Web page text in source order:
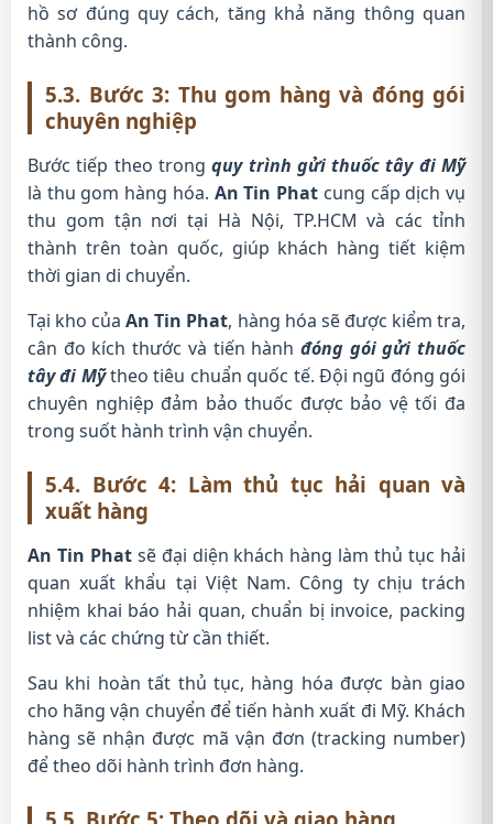
hồ sơ đúng quy cách, tăng khả năng thông quan
thành công.
5.3. Bước 3: Thu gom hàng và đóng gói
chuyên nghiệp
Bước tiếp theo trongquy trình gửi thuốc tây đi Mỹ
là thu gom hàng hóa. An Tin Phat cung cấp dịch vụ
thu gom tận nơi tại Hà Nội, TP.HCM và các tỉnh
thành trên toàn quốc, giúp khách hàng tiết kiệm
thời gian di chuyển.
Tại kho củaAn Tin Phat, hàng hóa sẽ được kiểm tra,
cân đo kích thước và tiến hành đóng gói gửi thuốc
tây đi Mỹtheo tiêu chuẩn quốc tế. Đội ngũ đóng gói
chuyên nghiệp đảm bảo thuốc được bảo vệ tối đa
trong suốt hành trình vận chuyển.
5.4. Bước 4: Làm thủ tục hải quan và
xuất hàng
An Tin Phatsẽ đại diện khách hàng làm thủ tục hải
quan xuất khẩu tại Việt Nam. Công ty chịu trách
nhiệm khai báo hải quan, chuẩn bị invoice, packing
list và các chứng từ cần thiết.
Sau khi hoàn tất thủ tục, hàng hóa được bàn giao
cho hãng vận chuyển để tiến hành xuất đi Mỹ. Khách
hàng sẽ nhận được mã vận đơn (tracking number)
để theo dõi hành trình đơn hàng.